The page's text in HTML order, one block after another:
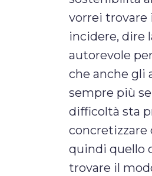
vorrei trovare
incidere, dire
autorevole
che anche gli
sempre più
difficoltà sta
concretizzare
quindi quello
trovare il